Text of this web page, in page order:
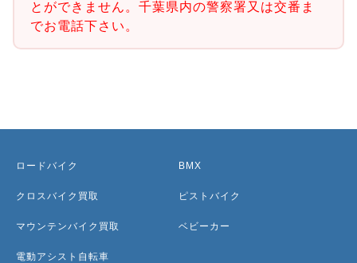
とができません。千葉県内の警察署又は交番ま
でお電話下さい。
ロードバイク
クロスバイク買取
マウンテンバイク買取
電動アシスト自転車
BMX
ピストバイク
ベビーカー